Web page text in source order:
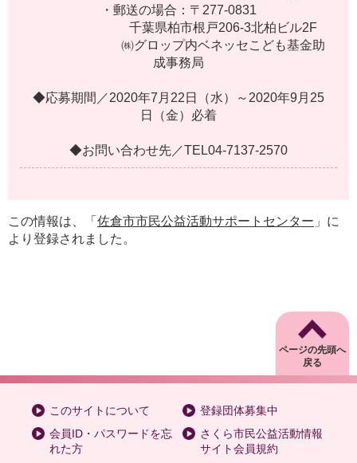
・ 郵送の場合 ： 〒 277-0831
千葉県柏市根 戸206-3北柏 ビル2F
㈱グロ ップ内ベネッセこ ども基金助
成事務局
◆応募期 間 ／2020年7 月 22 日 （水） ～ 2020年9月 25
日
（金） 必着
◆お問い合わせ先 ／TE L04-7137-2570
この情報は、「 佐倉市市民公益活動サポートセンター 」に
より登録されました。
ページの先頭へ
戻る
このサイトについて
登録団体募集中
会員ID・パスワードを忘
れた方
さくら市民公益活動情報
サイト会員規約